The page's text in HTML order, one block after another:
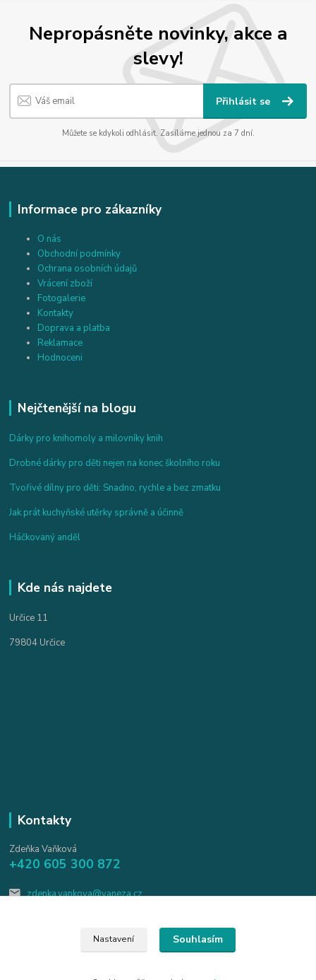
Nepropásněte novinky, akce a
slevy!
Přihlásit se
Můžete se kdykoli odhlásit. Zasíláme jednou za 7 dní.
Informace pro zákazníky
O nás
Obchodní podmínky
Ochrana osobních údajů
Vrácení zboží
Fotogalerie
Kontakty
Doprava a platba
Reklamace
Hodnoceni
Nejčtenější na blogu
Dárky pro knihomoly a milovníky knih
Drobné dárky pro děti nejen na konec školního roku
Tvořivé dílny pro děti: Snadno, rychle a bez zmatku
Jak prát kuchyňské utěrky správně a účinně
Háčkovaný anděl
Kde nás najdete
Určice 11
79804 Určice
Kontakty
Zdeňka Vaňková
+420 605 300 872
zdenka.vankova@vaneza.cz
Nastavení Souhlasím